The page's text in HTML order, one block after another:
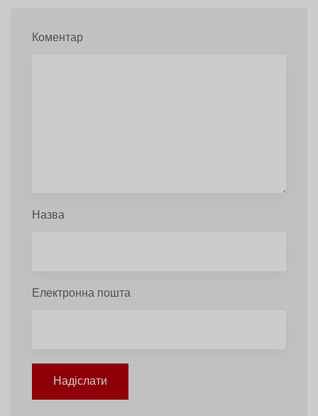
Коментар
Назва
Електронна пошта
Надіслати